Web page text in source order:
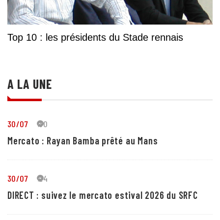
Top 10 : les présidents du Stade rennais
A LA UNE
30/07 30
Mercato : Rayan Bamba prêté au Mans
30/07 24
DIRECT : suivez le mercato estival 2026 du SRFC